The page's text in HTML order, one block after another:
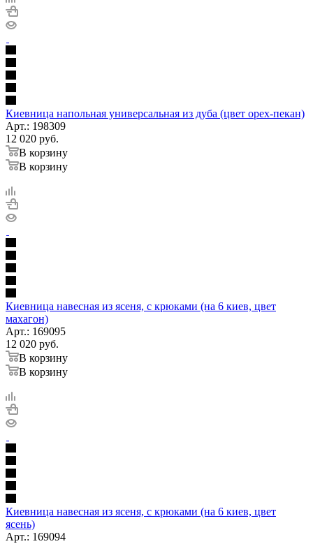
Киевница напольная универсальная из дуба (цвет орех-пекан)
Арт.: 198309
12 020 руб.
В корзину
В корзину
Киевница навесная из ясеня, с крюками (на 6 киев, цвет
махагон)
Арт.: 169095
12 020 руб.
В корзину
В корзину
Киевница навесная из ясеня, с крюками (на 6 киев, цвет
ясень)
Арт.: 169094